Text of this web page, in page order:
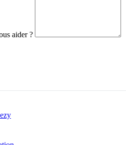
aider ?